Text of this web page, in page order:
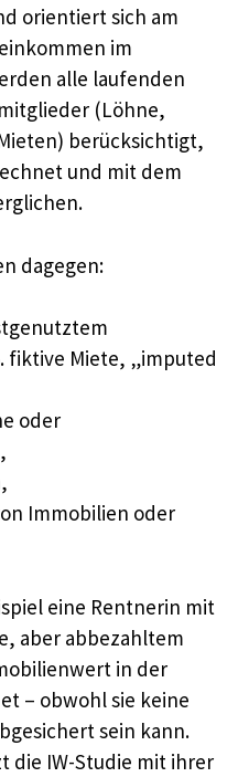
orientiert sich am
im
alle laufenden
(Löhne,
berücksichtigt,
und mit dem
dagegen:
fiktive Miete, „imputed
oder
Immobilien oder
eine Rentnerin mit
aber abbezahltem
in der
– obwohl sie keine
sein kann.
die IW-Studie mit ihrer